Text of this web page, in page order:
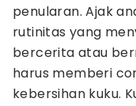
penularan. Ajak
rutinitas yang
bercerita atau
harus memberi
kebersihan kuku.